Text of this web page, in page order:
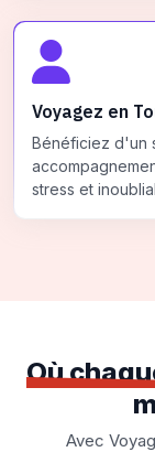
Voyagez en
Bénéficiez d'un
stress et
Où
Avec